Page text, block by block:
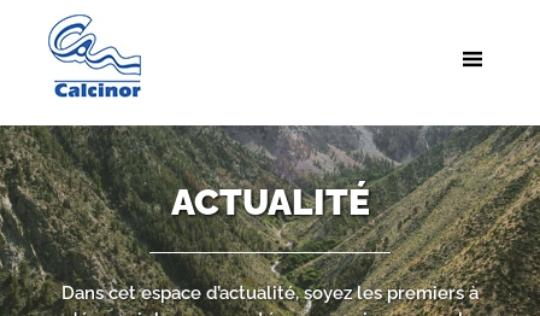
ACTUALITÉ
Dans cet espace d’actualité, soyez les premiers à